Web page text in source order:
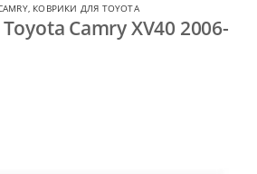
, КОВРИКИ ДЛЯ TOYOTA
Camry XV40 2006-